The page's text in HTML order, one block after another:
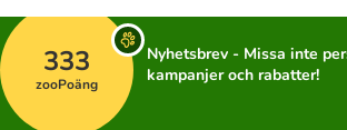
333
zooPoäng
Nyhetsbrev - Missa inte
kampanjer och rabatter!